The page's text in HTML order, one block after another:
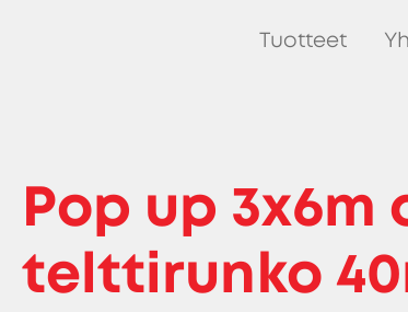
Tuotteet
Pop up
telttirunko